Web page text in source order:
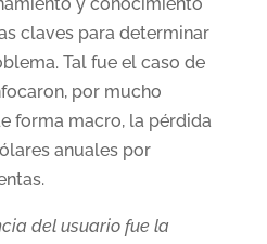
claves para determinar
Tal fue el caso de
por mucho
forma macro, la pérdida
anuales por
del usuario fue la